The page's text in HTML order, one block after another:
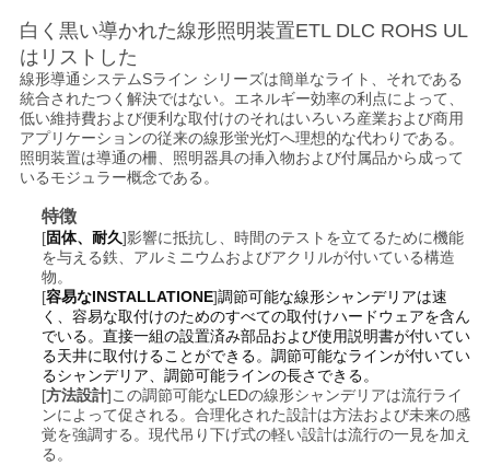
い
引
用
白く黒い導かれた線形照明装置ETL DLC ROHS UL
はリストした
線形導通システムSライン シリーズは簡単なライト、それである
統合されたつく解決ではない。エネルギー効率の利点によって、
低い維持費および便利な取付けのそれはいろいろ産業および商用
アプリケーションの従来の線形蛍光灯へ理想的な代わりである。
照明装置は導通の柵、照明器具の挿入物および付属品から成って
いるモジュラー概念である。
特徴
[固体、耐久]影響に抵抗し、時間のテストを立てるために機能
を与える鉄、アルミニウムおよびアクリルが付いている構造
物。
[容易なINSTALLATIONE]調節可能な線形シャンデリアは速
く、容易な取付けのためのすべての取付けハードウェアを含ん
でいる。直接一組の設置済み部品および使用説明書が付いてい
る天井に取付けることができる。調節可能なラインが付いてい
るシャンデリア、調節可能ラインの長さできる。
[方法設計]この調節可能なLEDの線形シャンデリアは流行ライ
ンによって促される。合理化された設計は方法および未来の感
覚を強調する。現代吊り下げ式の軽い設計は流行の一見を加え
る。